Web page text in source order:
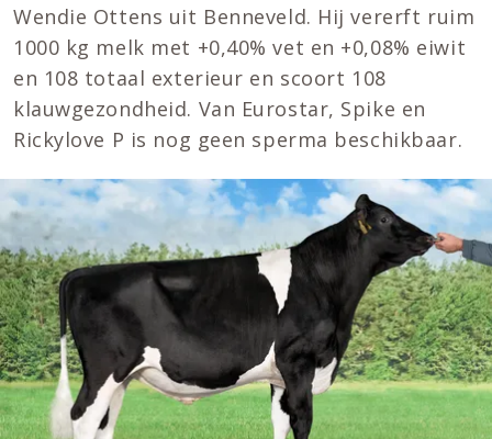
Wendie Ottens uit Benneveld. Hij vererft ruim
1000 kg melk met +0,40% vet en +0,08% eiwit
en 108 totaal exterieur en scoort 108
klauwgezondheid. Van Eurostar, Spike en
Rickylove P is nog geen sperma beschikbaar.